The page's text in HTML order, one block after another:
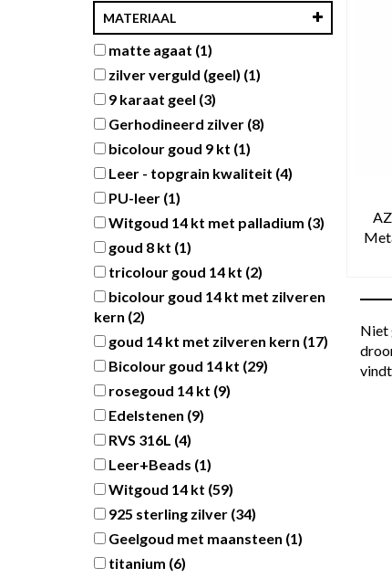
MATERIAAL
matte agaat (1)
zilver verguld (geel) (1)
9 karaat geel (3)
Gerhodineerd zilver (8)
bicolour goud 9 kt (1)
Leer - topgrain kwaliteit (4)
PU-leer (1)
Witgoud 14 kt met palladium (3)
goud 8 kt (1)
tricolour goud 14 kt (2)
bicolour goud 14 kt met zilveren
kern (2)
goud 14 kt met zilveren kern (17)
Bicolour goud 14 kt (29)
rosegoud 14 kt (9)
Edelstenen (9)
RVS 316L (4)
Leer+Beads (1)
Witgoud 14 kt (59)
925 sterling zilver (34)
Geelgoud met maansteen (1)
titanium (6)
Niet